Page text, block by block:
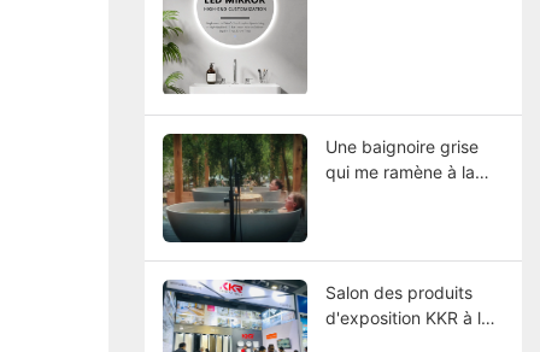
Une baignoire grise
qui me ramène à la
Salon des produits
d'exposition KKR à la